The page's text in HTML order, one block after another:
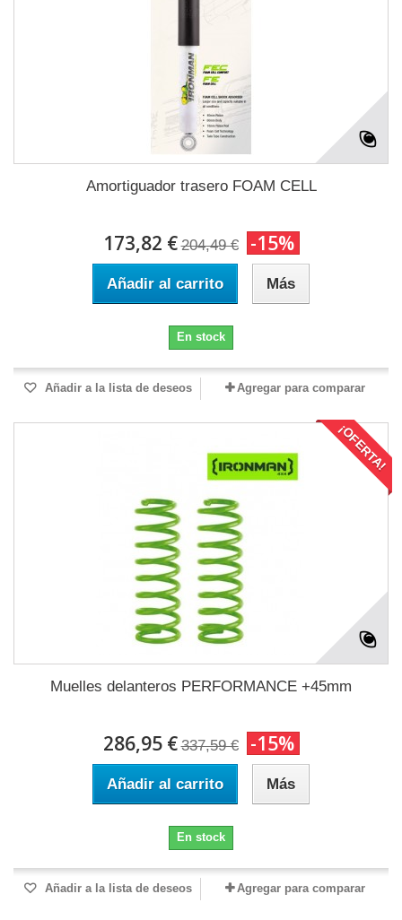
Amortiguador trasero FOAM CELL
173,82 € 204,49 € -15%
Añadir al carrito Más
En stock
Añadir a la lista de deseos Agregar para comparar
¡OFERTA!
Muelles delanteros PERFORMANCE +45mm
286,95 € 337,59 € -15%
Añadir al carrito Más
En stock
Añadir a la lista de deseos Agregar para comparar